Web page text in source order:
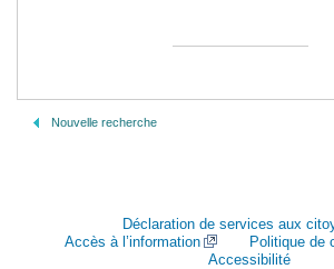
Nouvelle recherche
Déclaration de services aux
Accès à l’information
Politique de
Accessibilité